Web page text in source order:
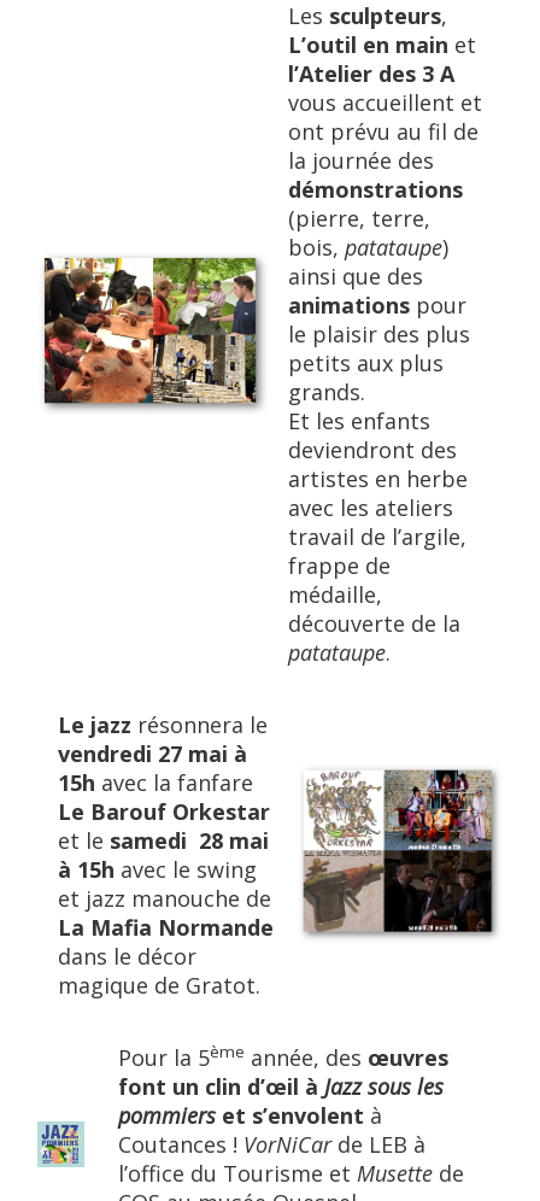
Les sculpteurs,
L’outil en main et
l’Atelier des 3 A
vous accueillent et
ont prévu au fil de
la journée des
démonstrations
(pierre, terre,
bois,patataupe)
ainsi que des
animations pour
le plaisir des plus
petits aux plus
grands.
Et les enfants
deviendront des
artistes en herbe
avec les ateliers
travail de l’argile,
frappe de
médaille,
découverte de la
patataupe.
Le jazz résonnera le
vendredi 27 mai à
15h avec la fanfare
Le Barouf Orkestar
et le samedi 28 mai
à 15h avec le swing
et jazz manouche de
La Mafia Normande
dans le décor
magique de Gratot.
Pour la 5ème année, des œuvres
font un clin d’œil à Jazz sous les
pommierset s’envolent à
Coutances ! VorNiCarde LEB à
l’office du Tourisme et Musette de